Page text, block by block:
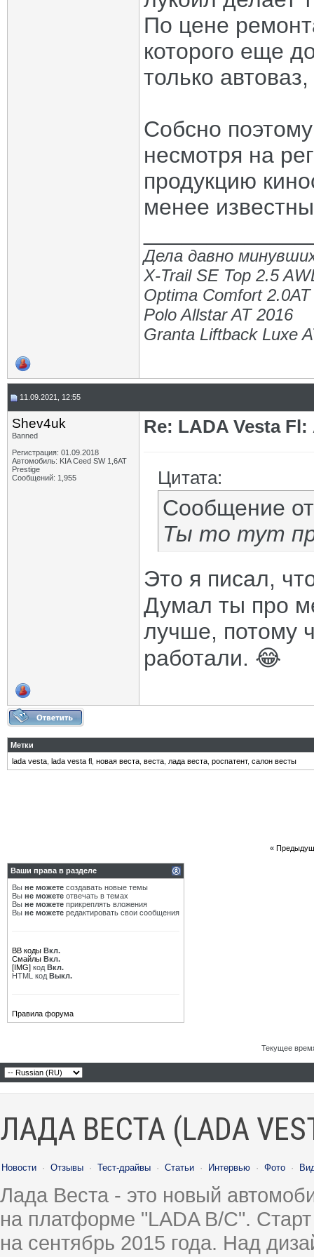
По цене
которого еще
только
Собсно
несмотря на
продукцию
менее
Дела давно
X-Trail SE Top 2.5
Optima Comfort
Polo Allstar AT 2016
Granta Liftback Luxe
11.09.2021, 12:55
Shev4uk
Banned
Регистрация: 01.09.2018
Автомобиль: KIA Ceed SW 1,6AT
Prestige
Сообщений: 1,955
Re: LADA Vesta
Цитата:
Сообщение
Ты то тут
Это я писал,
Думал ты про
лучше, потому
работали. 😂
Метки
lada vesta lada vesta fl новая веста веста лада веста роспатент, салон весты
«
Ваши права в разделе
Вы не можете создавать новые темы
Вы не можете отвечать в темах
Вы не можете прикреплять вложения
Вы не можете редактировать свои сообщения
BB коды Вкл.
Смайлы Вкл.
[IMG] код Вкл.
HTML код Выкл.
Правила форума
Текущее
ЛАДА ВЕСТА (LADA
Новости · Отзывы · Тест-драйвы · Статьи · Интервью · Фото ·
Лада Веста - это новый
на платформе "LADA B/C".
на сентябрь 2015 года. Над